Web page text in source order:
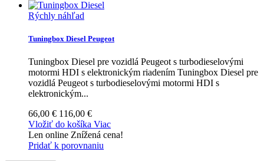
Rýchly náhľad
Tuningbox Diesel Peugeot
Tuningbox Diesel pre vozidlá Peugeot s turbodieselovými
motormi HDI s elektronickým riadením Tuningbox Diesel pre
vozidlá Peugeot s turbodieselovými motormi HDI s
elektronickým...
66,00 € 116,00 €
Vložiť do košíka Viac
Len online Znížená cena!
Pridať k porovnaniu